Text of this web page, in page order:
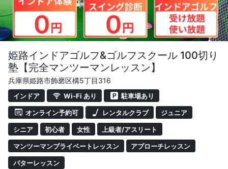
姫路インドアゴルフ&ゴルフスクール 100切り
塾【完全マンツーマンレッスン】
兵庫県姫路市飾磨区構5丁目316
インドア Wi-Fi あり 駐車場あり
オンライン予約可 レンタルクラブ ジュニア
シニア 初心者 女性 上級者/アスリート
マンツーマンプライベートレッスン アプローチレッスン
パターレッスン